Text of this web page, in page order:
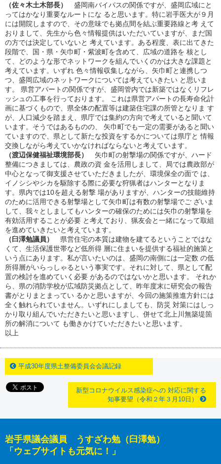
（佐々木土木部長）
盛岡南バイパスの関係ですが、盛岡広域にと
ってはかなり重要なルートにな ると思います。特に岩手医大が９月
には開院しますので、その意味でも拠点間を結ぶ重要路線と考 えて
おりまして、先生から色々情報提供はいただいていますが、まだ国
の方では決定していないと 考えています。ある程度、表に出てきた
段階で、国・県・矢巾町・紫波町を含めて、広域の道路を 核とし
て、どのような形でネットワークを組んでいくのかは大きな課題と
考えています。いずれ 色々情報収集しながら、矢巾町と連携しつ
つ、盛岡広域のネットワークについては考えていきたい と思いま
す。 県営アパートの関係ですが、盛岡管内では新築ではなくリフレ
ッシュの工事を行っております。 これは県営アパートの長寿命化計
画に基づくもので、県全体の配置等は建築住宅課の所管となりま す
が、人口減少を踏まえ、県庁では集約の方向で考えていると聞いて
います。そうではあるものの、 矢巾町でも一定の需要があると聞い
ていますので、県として新たな投資をするかについては県庁と 情報
交換しながら考えていかなければならないと考えています。
（渡辺保健福祉環境部長）
矢巾町の射撃場の関係ですが、ハード
整備につきましては、農政の資 金を活用しまして、局では農政部が
中心となって御支援させていただきましたが、環境保全の面で は、
イノシシやシカを駆除する際に必要な狩猟者はハンターとなりま
す。県内では10を超える射撃 場がありますが、ハンターの技能維持
のために活用できる射撃場として矢巾町は有数の射撃場でご ざいま
して、我々としましてもハンターの確保のためには矢巾の射撃場を
有効活用することが必要 と考えており、猟友会と一緒になって取組
を進めていきたいと考えています。
（臼澤勉議員）
県営住宅の本質は建物を建てるということではな
くて、生活保護世帯など低所得 層に住まいを提供する福祉的施策と
いう点にあります。私が言いたいのは、盛岡の南側には一定数 の低
所得層がいらっしゃるという事実です。それに対して、県として配
置の検討を進めていく必要 があるのではないかと思います。 それか
ら、県の消防学校が広域防災拠点として、昨年度末に研究会の報告
書がとりまとまってい るかと思いますが、今回の施策推進方針には
全く触れられていません。いずれにしましても、防災 対策にはしっ
かり取り組んでいただきたいと思いますし、併せて北上川無築堤箇
所の解消について も働きかけていただきたいと思います。
以上
平成30年度県土整備委員会会議記録
新型コロナウイルス感染症への 対応に関する
知事要望（令和２年３月10日）
岩手県議会議員 うすざわ勉（臼澤勉）
「ウェブサイトも元気に！」